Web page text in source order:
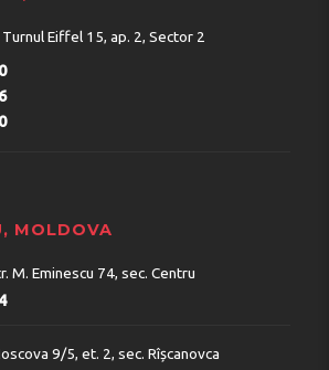
Turnul Eiffel 15, ap. 2, Sector 2
MOLDOVA
M. Eminescu 74, sec. Centru
9/5, et. 2, sec. Rîșcanovca